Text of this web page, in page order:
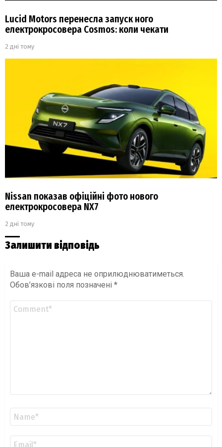
Lucid Motors перенесла запуск ного
електрокросовера Cosmos: коли чекати
2 дні тому
Nissan показав офіційні фото нового
електрокросовера NX7
2 дні тому
Залишити відповідь
Ваша e-mail адреса не оприлюднюватиметься.
Обов’язкові поля позначені *
Коментар